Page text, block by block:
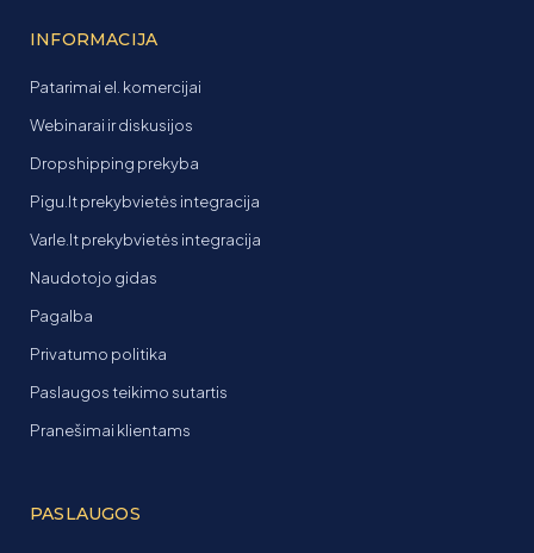
INFORMACIJA
Patarimai el. komercijai
Webinarai ir diskusijos
Dropshipping prekyba
Pigu.lt prekybvietės integracija
Varle.lt prekybvietės integracija
Naudotojo gidas
Pagalba
Privatumo politika
Paslaugos teikimo sutartis
Pranešimai klientams
PASLAUGOS